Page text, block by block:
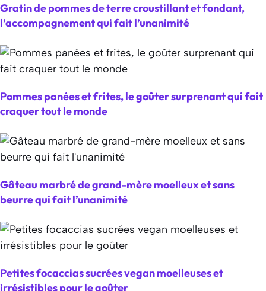
Gratin de pommes de terre croustillant et fondant,
l’accompagnement qui fait l’unanimité
Pommes panées et frites, le goûter surprenant qui fait
craquer tout le monde
Gâteau marbré de grand-mère moelleux et sans
beurre qui fait l’unanimité
Petites focaccias sucrées vegan moelleuses et
irrésistibles pour le goûter